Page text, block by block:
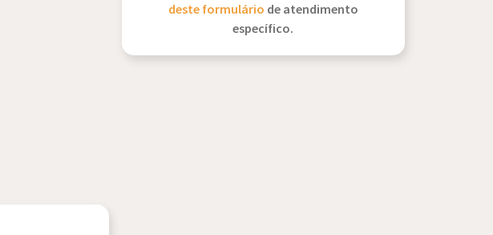
deste formulário de atendimento
específico.